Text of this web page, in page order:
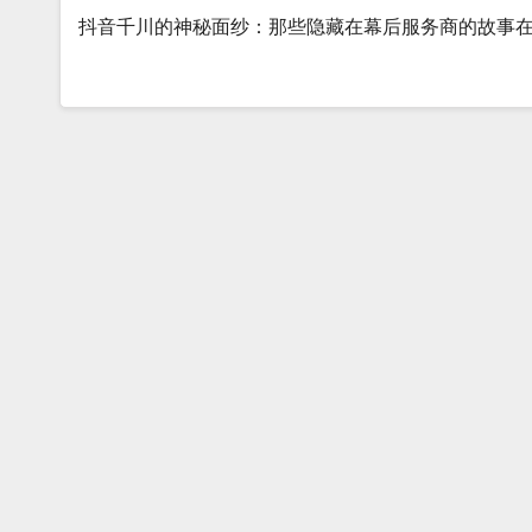
抖音千川的神秘面纱：那些隐藏在幕后服务商的故事